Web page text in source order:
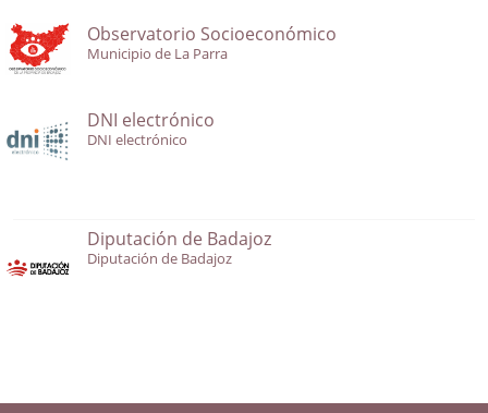
Observatorio Socioeconómico
Municipio de La Parra
DNI electrónico
DNI electrónico
Diputación de Badajoz
Diputación de Badajoz